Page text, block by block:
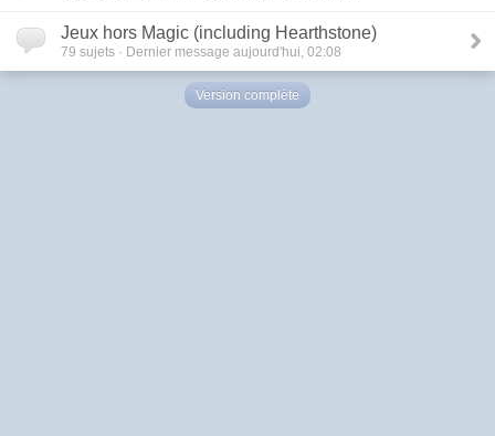
Jeux hors Magic (including Hearthstone)
79 sujets · Dernier message aujourd'hui, 02:08
Version complète